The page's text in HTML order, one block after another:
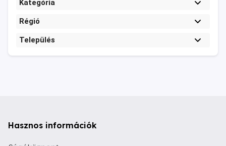
Kategória
Régió
Település
Hasznos információk